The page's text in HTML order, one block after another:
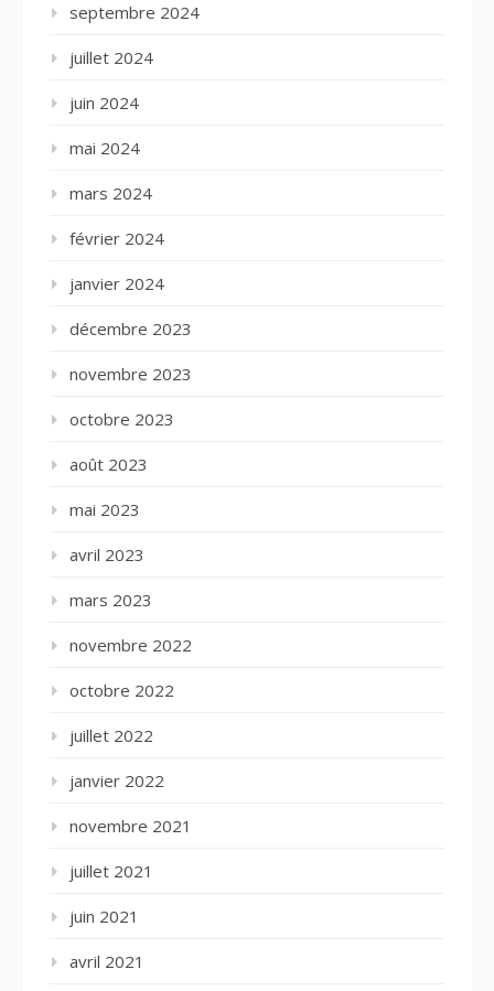
septembre 2024
juillet 2024
juin 2024
mai 2024
mars 2024
février 2024
janvier 2024
décembre 2023
novembre 2023
octobre 2023
août 2023
mai 2023
avril 2023
mars 2023
novembre 2022
octobre 2022
juillet 2022
janvier 2022
novembre 2021
juillet 2021
juin 2021
avril 2021